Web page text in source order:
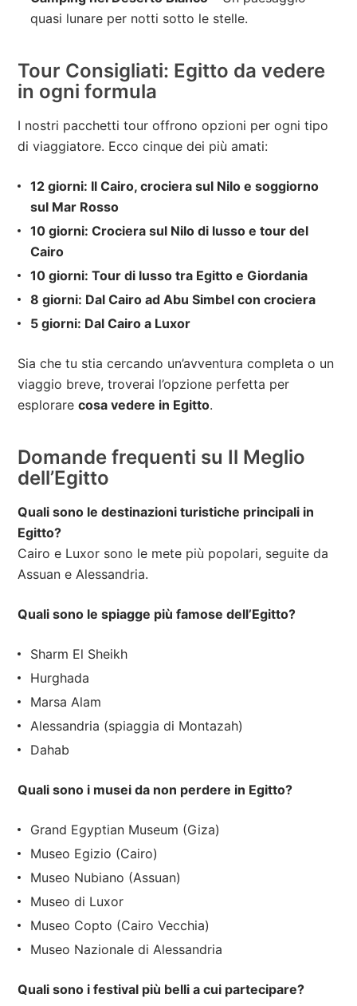
quasi lunare per notti sotto le stelle.
Tour Consigliati: Egitto da vedere
in ogni formula
I nostri pacchetti tour offrono opzioni per ogni tipo
di viaggiatore. Ecco cinque dei più amati:
12 giorni: Il Cairo, crociera sul Nilo e soggiorno
sul Mar Rosso
10 giorni: Crociera sul Nilo di lusso e tour del
Cairo
10 giorni: Tour di lusso tra Egitto e Giordania
8 giorni: Dal Cairo ad Abu Simbel con crociera
5 giorni: Dal Cairo a Luxor
Sia che tu stia cercando un’avventura completa o un
viaggio breve, troverai l’opzione perfetta per
esplorarecosa vedere in Egitto.
Domande frequenti su Il Meglio
dell’Egitto
Quali sono le destinazioni turistiche principali in
Egitto?
Cairo e Luxor sono le mete più popolari, seguite da
Assuan e Alessandria.
Quali sono le spiagge più famose dell’Egitto?
Sharm El Sheikh
Hurghada
Marsa Alam
Alessandria (spiaggia di Montazah)
Dahab
Quali sono i musei da non perdere in Egitto?
Grand Egyptian Museum (Giza)
Museo Egizio (Cairo)
Museo Nubiano (Assuan)
Museo di Luxor
Museo Copto (Cairo Vecchia)
Museo Nazionale di Alessandria
Quali sono i festival più belli a cui partecipare?